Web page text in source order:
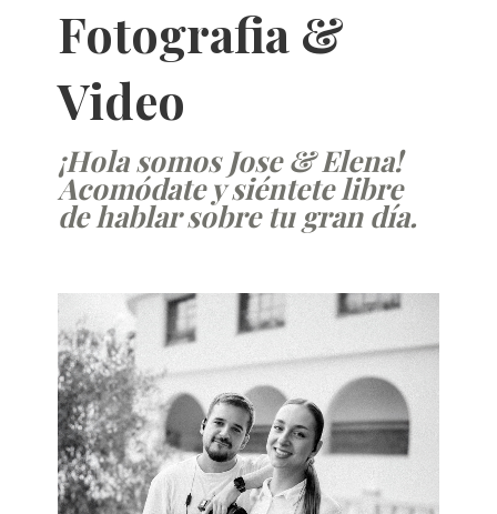
Fotografia &
Video
¡Hola somos Jose & Elena!
Acomódate y siéntete libre
de hablar sobre tu gran día.